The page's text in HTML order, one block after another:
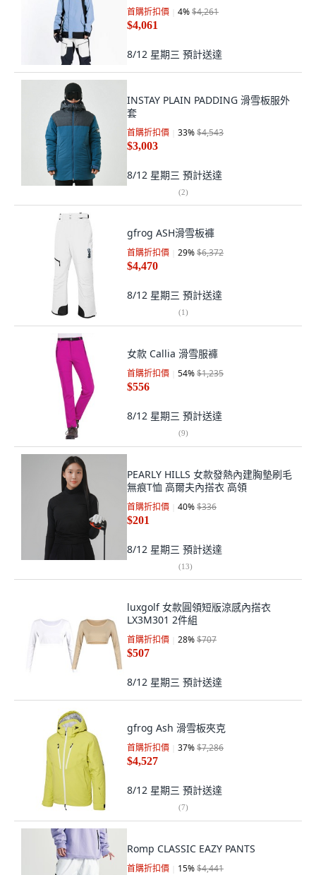
首購折扣價 4%$4,261
$4,061
8/12 星期三 預計送達
INSTAY PLAIN PADDING 滑雪板服外
套
首購折扣價 33%$4,543
$3,003
8/12 星期三 預計送達
(2)
gfrog ASH滑雪板褲
首購折扣價 29%$6,372
$4,470
8/12 星期三 預計送達
(1)
女款 Callia 滑雪服褲
首購折扣價 54%$1,235
$556
8/12 星期三 預計送達
(9)
PEARLY HILLS 女款發熱內建胸墊刷毛
無痕T恤 高爾夫內搭衣 高領
首購折扣價 40%$336
$201
8/12 星期三 預計送達
(13)
luxgolf 女款圓領短版涼感內搭衣
LX3M301 2件組
首購折扣價 28%$707
$507
8/12 星期三 預計送達
gfrog Ash 滑雪板夾克
首購折扣價 37%$7,286
$4,527
8/12 星期三 預計送達
(7)
Romp CLASSIC EAZY PANTS
首購折扣價 15%$4,441